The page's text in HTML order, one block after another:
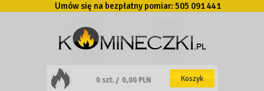
Umów się na bezpłatny pomiar: 505 091 441
0 szt. / 0,00 PLN Koszyk